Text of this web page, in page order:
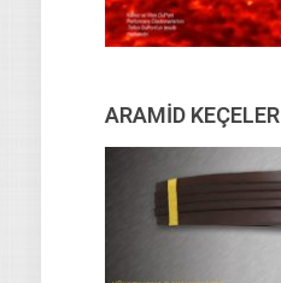
ARAMİD KEÇELER